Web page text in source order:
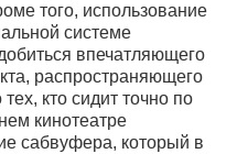
того, использование
системе
впечатляющего
распространяющего
кто сидит точно по
кинотеатре
сабвуфера, который в